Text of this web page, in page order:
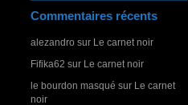
Commentaires récents
alezandro sur Le carnet noir
Fifika62 sur Le carnet noir
le bourdon masqué sur Le carnet
noir